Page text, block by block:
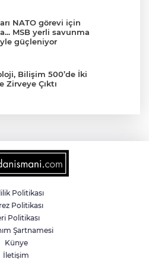
NATO görevi için
MSB yerli savunma
güçleniyor
Bilişim 500’de İki
Zirveye Çıktı
ilgilendiriyor... Emekli
ödemeleri 7 Ağustos'ta
teslim olmaya devam ediyor...
490 kişi yakalandı
Politikası
Politikası
Politikası
Şartnamesi
Künye
İletişim